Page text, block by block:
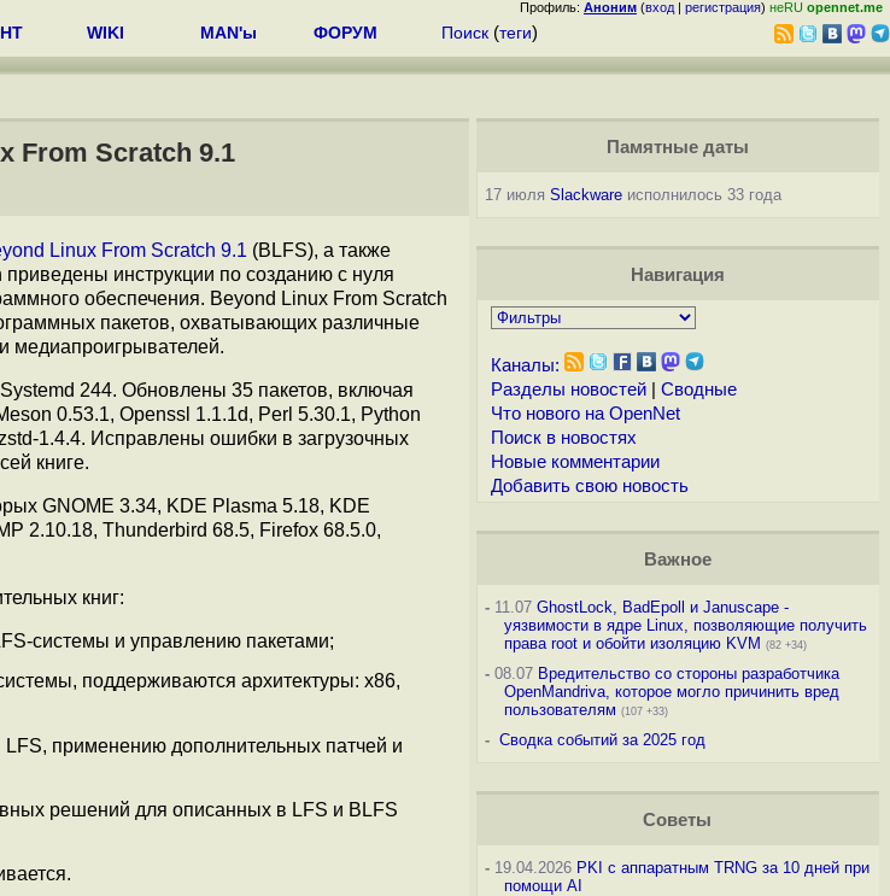
Профиль: Аноним (вход | регистрация) неRU opennet.me
WIKI MAN'ы ФОРУМ Поиск (теги)
From Scratch 9.1
Linux From Scratch 9.1 (BLFS), а также
инструкции по созданию с нуля
обеспечения. Beyond Linux From Scratch
пакетов, охватывающих различные
медиапроигрывателей.
244. Обновлены 35 пакетов, включая
0.53.1, Openssl 1.1.1d, Perl 5.30.1, Python
1.4.4. Исправлены ошибки в загрузочных
книге.
GNOME 3.34, KDE Plasma 5.18, KDE
2.10.18, Thunderbird 68.5, Firefox 68.5.0,
книг:
системы и управлению пакетами;
поддерживаются архитектуры: x86,
применению дополнительных патчей и
решений для описанных в LFS и BLFS
Памятные даты
17 июля Slackwareисполнилось 33 года
Навигация
Каналы:
Разделы новостей| Сводные
Что нового на OpenNet
Поиск в новостях
Новые комментарии
Добавить свою новость
Важное
-11.07 GhostLock, BadEpoll и Januscape -
уязвимости в ядре Linux, позволяющие получить
права root и обойти изоляцию KVM (82 +34)
-08.07 Вредительство со стороны разработчика
OpenMandriva, которое могло причинить вред
пользователям (107 +33)
- Сводка событий за 2025 год
Советы
-19.04.2026 PKI с аппаратным TRNG за 10 дней при
помощи AI